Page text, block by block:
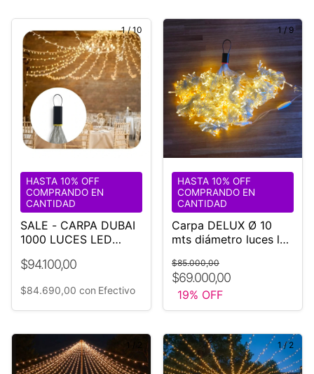
1/10
SALE - CARPA DUBAI
1000 LUCES LED
$94.100,00
HASTA 10% OFF
COMPRANDO EN
CANTIDAD
$84.690,00 con Efectivo
1/9
Carpa DELUX Ø 10
mts diámetro luces led
Bodas
$69.000,00
$85.000,00
19% OFF
HASTA 10% OFF
COMPRANDO EN
CANTIDAD
1 2 1/2